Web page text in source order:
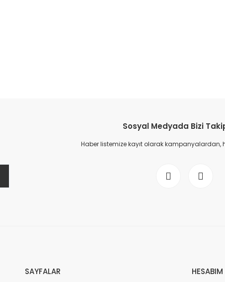
Sosyal Medyada Bizi
Haber listemize kayıt olarak kampanyalardan,
SAYFALAR HESABIM